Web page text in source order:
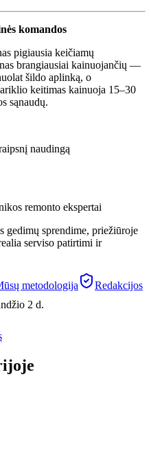
komandos
pigiausia keičiamų
brangiausiai kainuojančių —
šildo aplinką, o
keitimas kainuoja 15–30
sąnaudų.
naudingą
remonto ekspertai
gedimų sprendime, priežiūroje
serviso patirtimi ir
metodologija
Redakcijos
2 d.